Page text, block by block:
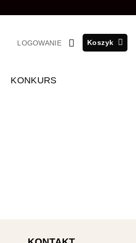
LOGOWANIE Koszyk
KONKURS